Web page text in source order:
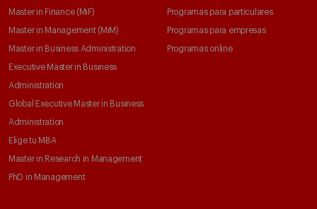
Master in Finance (MiF)
Master in Management (MiM)
Master in Business Administration
Executive Master in Business
Administration
Global Executive Master in Business
Administration
Elige tu MBA
Master in Research in Management
PhD in Management
Programas para particulares
Programas para empresas
Programas online